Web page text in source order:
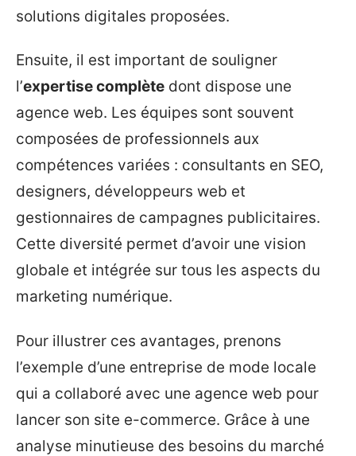
solutions digitales proposées.
Ensuite, il est important de souligner
l’expertise complète dont dispose une
agence web. Les équipes sont souvent
composées de professionnels aux
compétences variées : consultants en SEO,
designers, développeurs web et
gestionnaires de campagnes publicitaires.
Cette diversité permet d’avoir une vision
globale et intégrée sur tous les aspects du
marketing numérique.
Pour illustrer ces avantages, prenons
l’exemple d’une entreprise de mode locale
qui a collaboré avec une agence web pour
lancer son site e-commerce. Grâce à une
analyse minutieuse des besoins du marché